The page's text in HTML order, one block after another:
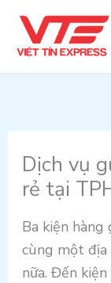
Skip
content
Dịch vụ
rẻ tại
Ba kiện
cùng một địa
nữa. Đến